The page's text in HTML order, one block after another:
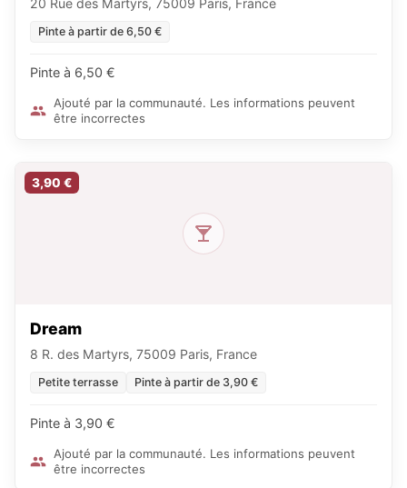
20 Rue des Martyrs, 75009 Paris, France
Pinte à partir de 6,50 €
Pinte à 6,50 €
Ajouté par la communauté. Les informations peuvent
être incorrectes
3,90 €
Dream
8 R. des Martyrs, 75009 Paris, France
Petite terrasse Pinte à partir de 3,90 €
Pinte à 3,90 €
Ajouté par la communauté. Les informations peuvent
être incorrectes